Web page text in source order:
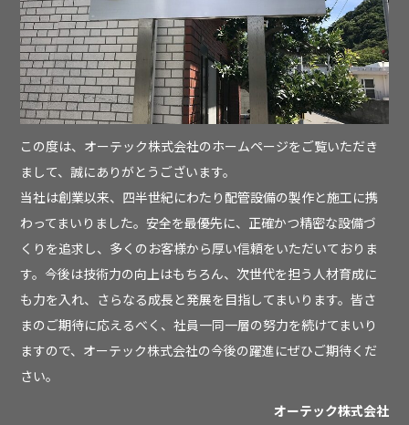
この度は、オーテック株式会社のホームページをご覧いただき
まして、誠にありがとうございます。
当社は創業以来、四半世紀にわたり配管設備の製作と施工に携
わってまいりました。安全を最優先に、正確かつ精密な設備づ
くりを追求し、多くのお客様から厚い信頼をいただいておりま
す。今後は技術力の向上はもちろん、次世代を担う人材育成に
も力を入れ、さらなる成長と発展を目指してまいります。皆さ
まのご期待に応えるべく、社員一同一層の努力を続けてまいり
ますので、オーテック株式会社の今後の躍進にぜひご期待くだ
さい。
オーテック株式会社